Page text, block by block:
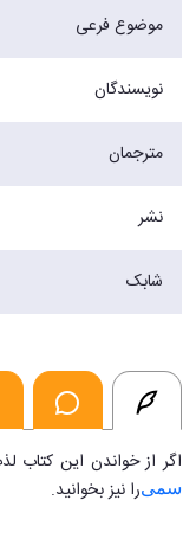
موضوع فرعی
نویسندگان
مترجمان
نشر
شابک
اگر از خواندن این کتاب
سمیرا نیز بخوانید.